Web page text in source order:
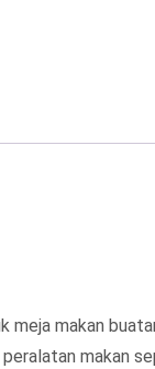
meja makan
makan